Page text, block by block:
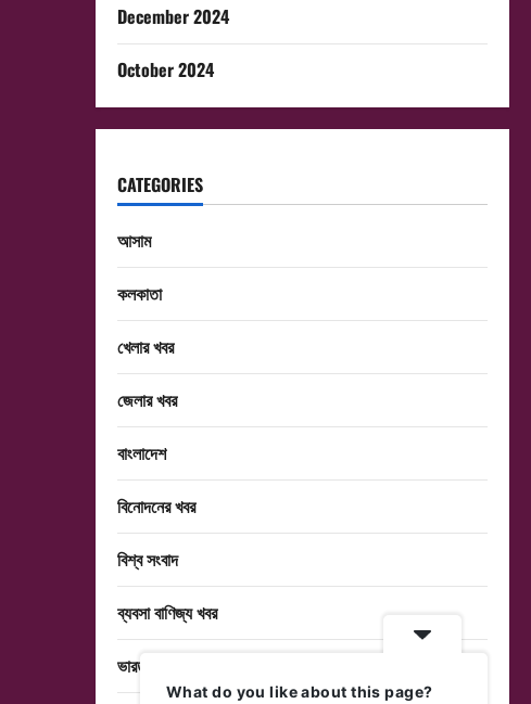
December 2024
October 2024
CATEGORIES
আসাম
কলকাতা
খেলার খবর
জেলার খবর
বাংলাদেশ
বিনোদনের খবর
বিশ্ব সংবাদ
ব্যবসা বাণিজ্য খবর
ভারত
What do you like about this page?